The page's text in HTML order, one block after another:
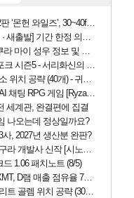
헌 와일즈’, 30~40fps 목표 추정
출발] 기간 한정 의뢰 이벤트
마이 성우 정보 및 주요 필모
즌5 - 서리화신의 분노 티저
공략 (40개) - 귀환한 영혼 도전과제
팅 RPG 게임 [RyzaChat: AI] 공개
세계관, 완결편에 집결
나오는데 정상일까요?
사, 2027년 생산분 완판?
사 신작 [시노비 넥서스] 연내 출시 예정
드 1.06 패치노트 (8/5)
램 매출 점유율 7%…글로벌 4위로 부상
렘 위치 공략 (30개) - 방랑 결투가